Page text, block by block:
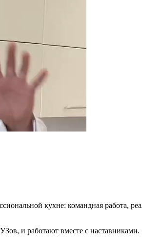
кухне: командная работа,
и работают вместе с